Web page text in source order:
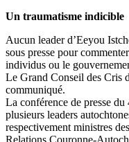
Un traumatisme indicible
Aucun leader d’Eeyou
sous presse pour
individus ou le
Le Grand Conseil des Cris
communiqué.
La conférence de presse
plusieurs leaders
respectivement ministres